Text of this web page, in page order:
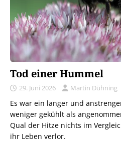
Tod einer Hummel
29. Juni 2026 Martin Dühning
Es war ein langer und
weniger gekühlt als
Qual der Hitze nichts im
ihr Leben verlor.